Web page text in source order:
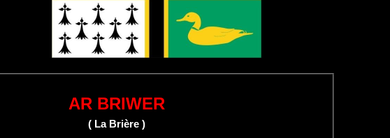
AR BRIWER
( La Brière )